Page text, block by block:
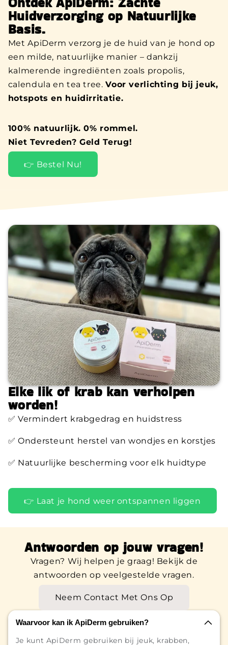
Huidverzorging op Natuurlijke
Basis.
Met ApiDerm verzorg je de huid van je hond op
een milde, natuurlijke manier – dankzij
kalmerende ingrediënten zoals propolis,
calendula en tea tree.Voor verlichting bij jeuk,
hotspots en huidirritatie.
100% natuurlijk. 0% rommel.
Niet Tevreden? Geld Terug!
👉 Bestel Nu!
Elke lik of krab kan verholpen
worden!
✅ Vermindert krabgedrag en huidstress
✅ Ondersteunt herstel van wondjes en korstjes
✅ Natuurlijke bescherming voor elk huidtype
👉 Laat je hond weer ontspannen liggen
Waarvoor kan ik ApiDerm gebruiken?
Je kunt ApiDerm gebruiken bij jeuk, krabben,
Antwoorden op jouw vragen!
Vragen? Wij helpen je graag! Bekijk de
antwoorden op veelgestelde vragen.
Neem Contact Met Ons Op